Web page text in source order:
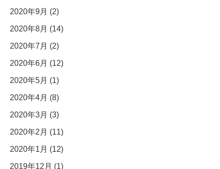
2020年9月 (2)
2020年8月 (14)
2020年7月 (2)
2020年6月 (12)
2020年5月 (1)
2020年4月 (8)
2020年3月 (3)
2020年2月 (11)
2020年1月 (12)
2019年12月 (1)